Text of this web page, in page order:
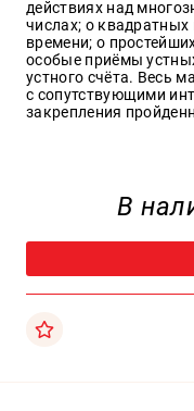
действиях над
числах; о
времени; о
особые приёмы
устного счёта. Весь
с сопутствующими
закрепления
В
+7(499)
350-17-
79